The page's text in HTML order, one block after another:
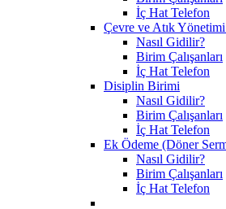
İç Hat Telefon
Çevre ve Atık
Nasıl Gidilir?
Birim Çalışanları
İç Hat Telefon
Disiplin Birimi
Nasıl Gidilir?
Birim Çalışanları
İç Hat Telefon
Ek Ödeme (Döner
Nasıl Gidilir?
Birim Çalışanları
İç Hat Telefon